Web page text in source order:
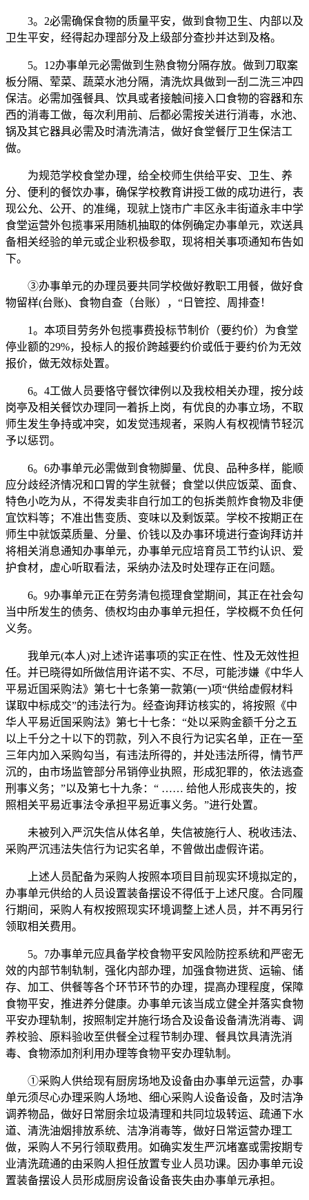
3。2必需确保食物的质量平安，做到食物卫生、内部以及
卫生平安，经得起办理部分及上级部分查抄并达到及格。
5。12办事单元必需做到生熟食物分隔存放。做到刀取案
板分隔、荤菜、蔬菜水池分隔，清洗炊具做到一刮二洗三冲四
保洁。必需加强餐具、饮具或者接触间接入口食物的容器和东
西的消毒工做，每次利用前、后都必需按关进行消毒，水池、
锅及其它器具必需及时清洗清洁，做好食堂餐厅卫生保洁工
做。
为规范学校食堂办理，给全校师生供给平安、卫生、养
分、便利的餐饮办事，确保学校教育讲授工做的成功进行，表
现公允、公开、的准绳，现就上饶市广丰区永丰街道永丰中学
食堂运营外包揽事采用随机抽取的体例确定办事单元，欢送具
备相关经验的单元或企业积极参取，现将相关事项通知布告如
下。
③办事单元的办理员要共同学校做好教职工用餐，做好食
物留样(台账)、食物自查（台账），“日管控、周排查！
1。本项目劳务外包揽事费投标节制价（要约价）为食堂
停业额的29%，投标人的报价跨越要约价或低于要约价为无效
报价，做无效标处置。
6。4工做人员要恪守餐饮律例以及我校相关办理，按分歧
岗亭及相关餐饮办理同一着拆上岗，有优良的办事立场，不取
师生发生争持或冲突，如发觉违规者，采购人有权视情节轻沉
予以惩罚。
6。6办事单元必需做到食物脚量、优良、品种多样，能顺
应分歧经济情况和口胃的学生就餐；食堂以供应饭菜、面食、
特色小吃为从，不得发卖非自行加工的包拆类煎炸食物及非便
宜饮料等；不准出售变质、变味以及剩饭菜。学校不按期正在
师生中就饭菜质量、分量、价钱以及办事环境进行查询拜访并
将相关消息通知办事单元，办事单元应培育员工节约认识、爱
护食材，虚心听取看法，采纳办法及时处理存正在问题。
6。9办事单元正在劳务清包揽理食堂期间，其正在社会勾
当中所发生的债务、债权均由办事单元担任，学校概不负任何
义务。
我单元(本人)对上述许诺事项的实正在性、性及无效性担
任。并已晓得如所做信用许诺不实、不尽，可能涉嫌《中华人
平易近国采购法》第七十七条第一款第(一)项“供给虚假材料
谋取中标成交”的违法行为。经查询拜访核实的，将按照《中
华人平易近国采购法》第七十七条：“处以采购金额千分之五
以上千分之十以下的罚款，列入不良行为记实名单，正在一至
三年内加入采购勾当，有违法所得的，并处违法所得，情节严
沉的，由市场监管部分吊销停业执照，形成犯罪的，依法逃查
刑事义务；”以及第七十九条：“ …… 给他人形成丧失的，按
照相关平易近事法令承担平易近事义务。”进行处置。
未被列入严沉失信从体名单，失信被施行人、税收违法、
采购严沉违法失信行为记实名单，不曾做出虚假许诺。
上述人员配备为采购人按照本项目目前现实环境拟定的，
办事单元供给的人员设置装备摆设不得低于上述尺度。合同履
行期间，采购人有权按照现实环境调整上述人员，并不再另行
领取相关费用。
5。7办事单元应具备学校食物平安风险防控系统和严密无
效的内部节制轨制，强化内部办理，加强食物进货、运输、储
存、加工、供餐等各个环节环节的办理，提高办理程度，保障
食物平安，推进养分健康。办事单元该当成立健全并落实食物
平安办理轨制，按照制定并施行场合及设备设备清洗消毒、调
养校验、原料验收至供餐全过程节制办理、餐具饮具清洗消
毒、食物添加剂利用办理等食物平安办理轨制。
①采购人供给现有厨房场地及设备由办事单元运营，办事
单元须尽心办理采购人场地、细心采购人设备设备，及时洁净
调养物品，做好日常厨余垃圾清理和共同垃圾转运、疏通下水
道、清洗油烟排放系统、洁净消毒等，做好日常运营办理工
做，采购人不另行领取费用。如确实发生严沉堵塞或需按期专
业清洗疏通的由采购人担任放置专业人员功课。因办事单元设
置装备摆设人员形成厨房设备设备丧失由办事单元承担。